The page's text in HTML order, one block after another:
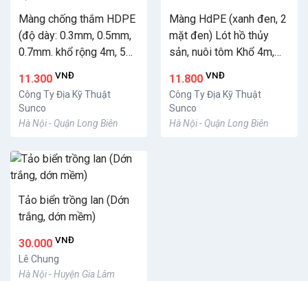
Màng chống thắm HDPE
(độ dày: 0.3mm, 0.5mm,
0.7mm. khổ rộng 4m, 5m,
11.300 VNĐ
Công Ty Địa Kỹ Thuật
Sunco
Hà Nội - Quận Long Biên
Màng HdPE (xanh đen, 2
mặt đen) Lót hồ thủy
sản, nuôi tôm Khổ 4m,
11.800 VNĐ
Công Ty Địa Kỹ Thuật
Sunco
Hà Nội - Quận Long Biên
Tảo biển trồng lan (Dớn
trắng, dớn mềm)
30.000 VNĐ
Lê Chung
Hà Nội - Huyện Gia Lâm